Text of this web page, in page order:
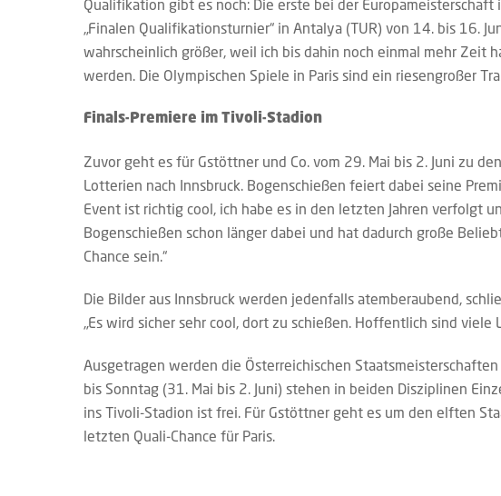
Qualifikation gibt es noch: Die erste bei der Europameisterschaft
„Finalen Qualifikationsturnier“ in Antalya (TUR) von 14. bis 16.
wahrscheinlich größer, weil ich bis dahin noch einmal mehr Zeit
werden. Die Olympischen Spiele in Paris sind ein riesengroßer
Finals-Premiere im Tivoli-Stadion
Zuvor geht es für Gstöttner und Co. vom 29. Mai bis 2. Juni zu
Lotterien nach Innsbruck. Bogenschießen feiert dabei seine
Event ist richtig cool, ich habe es in den letzten Jahren verfolgt
Bogenschießen schon länger dabei und hat dadurch große
Chance sein.“
Die Bilder aus Innsbruck werden jedenfalls atemberaubend,
„Es wird sicher sehr cool, dort zu schießen. Hoffentlich sind
Ausgetragen werden die Österreichischen
bis Sonntag (31. Mai bis 2. Juni) stehen in beiden Disziplinen
ins Tivoli-Stadion ist frei. Für Gstöttner geht es um den elften
letzten Quali-Chance für Paris.